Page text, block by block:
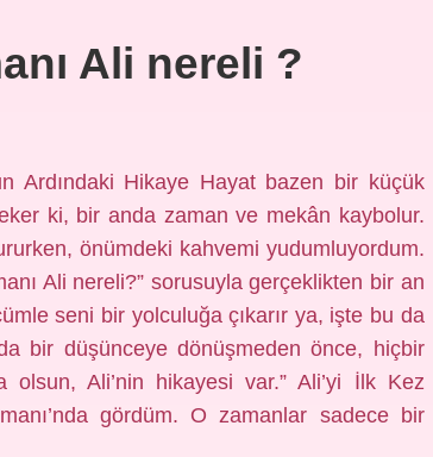
Ali nereli ?
Ardındaki Hikaye Hayat bazen bir küçük
ki, bir anda zaman ve mekân kaybolur.
önümdeki kahvemi yudumluyordum.
Ali nereli?” sorusuyla gerçeklikten bir an
seni bir yolculuğa çıkarır ya, işte bu da
bir düşünceye dönüşmeden önce, hiçbir
olsun, Ali’nin hikayesi var.” Ali’yi İlk Kez
gördüm. O zamanlar sadece bir